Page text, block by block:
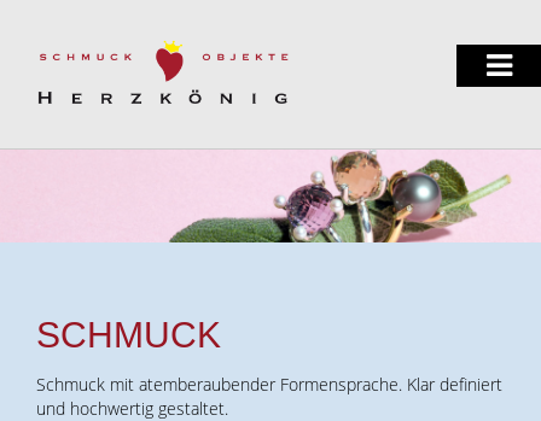
SCHMUCK
Schmuck mit atemberaubender Formensprache. Klar definiert
und hochwertig gestaltet.